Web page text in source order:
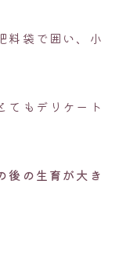
料袋で囲い、小
てもデリケート
後の生育が大き